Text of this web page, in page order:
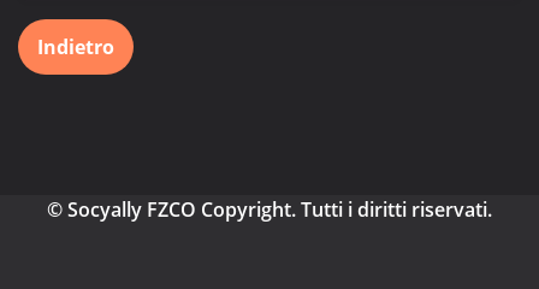
Indietro
© Socyally FZCO Copyright. Tutti i diritti riservati.